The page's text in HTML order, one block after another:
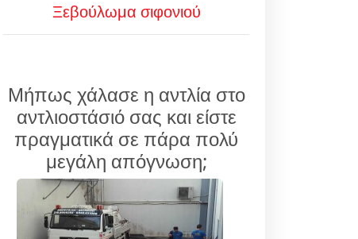
Ξεβούλωμα σιφονιού
Μήπως χάλασε η αντλία στο
αντλιοστάσιό σας και είστε
πραγματικά σε πάρα πολύ
μεγάλη απόγνωση;